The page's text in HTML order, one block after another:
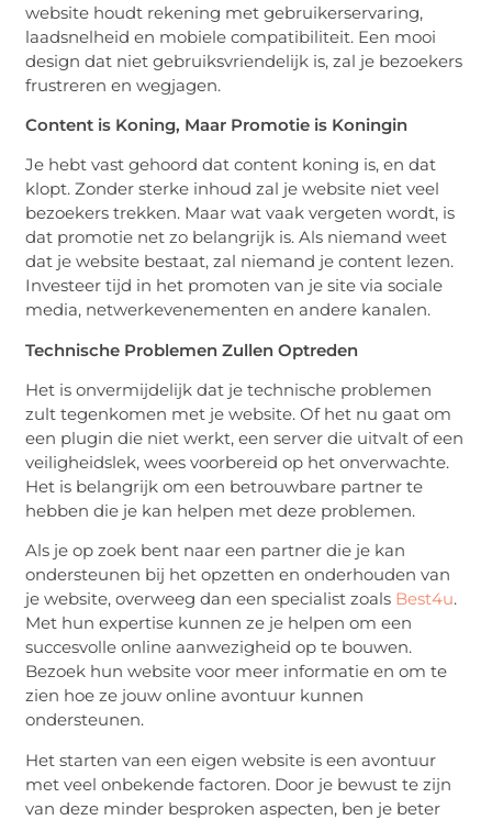
website houdt rekening met gebruikerservaring,
laadsnelheid en mobiele compatibiliteit. Een mooi
design dat niet gebruiksvriendelijk is, zal je bezoekers
frustreren en wegjagen.
Content is Koning, Maar Promotie is Koningin
Je hebt vast gehoord dat content koning is, en dat
klopt. Zonder sterke inhoud zal je website niet veel
bezoekers trekken. Maar wat vaak vergeten wordt, is
dat promotie net zo belangrijk is. Als niemand weet
dat je website bestaat, zal niemand je content lezen.
Investeer tijd in het promoten van je site via sociale
media, netwerkevenementen en andere kanalen.
Technische Problemen Zullen Optreden
Het is onvermijdelijk dat je technische problemen
zult tegenkomen met je website. Of het nu gaat om
een plugin die niet werkt, een server die uitvalt of een
veiligheidslek, wees voorbereid op het onverwachte.
Het is belangrijk om een betrouwbare partner te
hebben die je kan helpen met deze problemen.
Als je op zoek bent naar een partner die je kan
ondersteunen bij het opzetten en onderhouden van
je website, overweeg dan een specialist zoals Best4u.
Met hun expertise kunnen ze je helpen om een
succesvolle online aanwezigheid op te bouwen.
Bezoek hun website voor meer informatie en om te
zien hoe ze jouw online avontuur kunnen
ondersteunen.
Het starten van een eigen website is een avontuur
met veel onbekende factoren. Door je bewust te zijn
van deze minder besproken aspecten, ben je beter